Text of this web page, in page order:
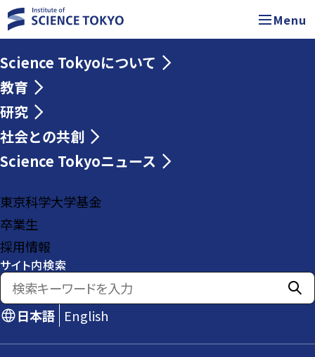
Menu
Science Tokyoについて
教育
研究
社会との共創
Science Tokyoニュース
東京科学大学基金
卒業生
採用情報
サイト内検索
日本語 English